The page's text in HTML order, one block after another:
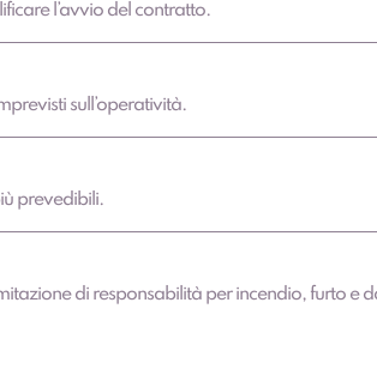
l’avvio del contratto.
sull’operatività.
prevedibili.
di responsabilità per incendio, furto e